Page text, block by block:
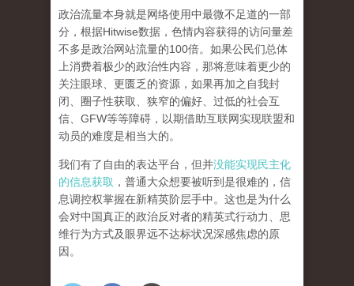
政治流量本身就是网络使用中最微不足道的一部
分，根据Hitwise数据，色情内容获得的访问量差
不多是政治网站流量的100倍。如果公民们总体
上消费着极少的政治性内容，那将意味着更少的
关注眼球、更匮乏的资源，如果再加之自我封
闭、圈子性获取、狭窄的偏好、过低的社会互
信、GFW等等障碍，以期借助互联网实现联盟和
动员的难度是相当大的。
我们有了自由的表达平台，但并没能实现民主化
的信息获取 ，普通大众想要被听到是很难的，信
息调控权掌握在新精英阶层手中。这也是为什么
会对中国真正的政治反对者的精英式行动力、思
维行为方式及眼界远不达标状况深感焦虑的原
因。